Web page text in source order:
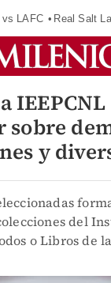
vs LAFC Real Salt
IEEPCNL
sobre
y
del
o Libros de